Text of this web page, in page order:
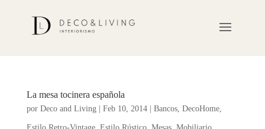
La mesa tocinera española
por Deco and Living| Feb 10, 2014| Bancos, DecoHome,